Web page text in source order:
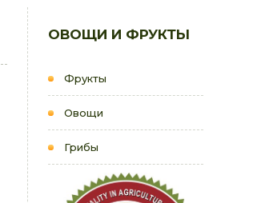
ОВОЩИ И ФРУКТЫ
Фрукты
Овощи
Грибы